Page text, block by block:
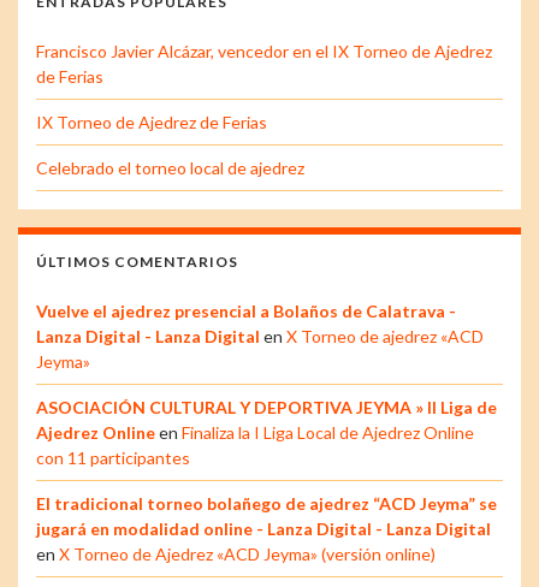
Francisco Javier Alcázar, vencedor en el IX Torneo de Ajedrez
de Ferias
IX Torneo de Ajedrez de Ferias
Celebrado el torneo local de ajedrez
ÚLTIMOS COMENTARIOS
Vuelve el ajedrez presencial a Bolaños de Calatrava -
Lanza Digital - Lanza Digital en X Torneo de ajedrez «ACD
Jeyma»
ASOCIACIÓN CULTURAL Y DEPORTIVA JEYMA » II Liga de
Ajedrez Onlineen Finaliza la I Liga Local de Ajedrez Online
con 11 participantes
El tradicional torneo bolañego de ajedrez “ACD Jeyma” se
jugará en modalidad online - Lanza Digital - Lanza Digital
en X Torneo de Ajedrez «ACD Jeyma» (versión online)